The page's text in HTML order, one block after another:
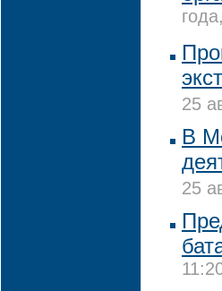
25
В
25